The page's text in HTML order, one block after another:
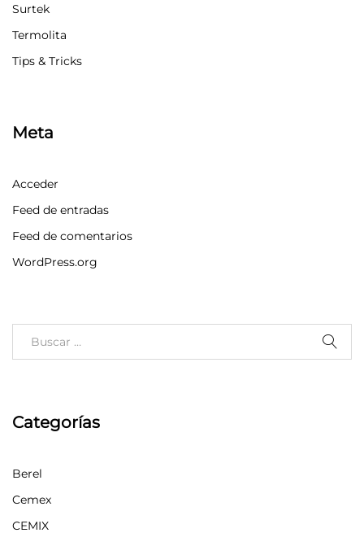
Surtek
Termolita
Tips & Tricks
Meta
Acceder
Feed de entradas
Feed de comentarios
WordPress.org
Categorías
Berel
Cemex
CEMIX